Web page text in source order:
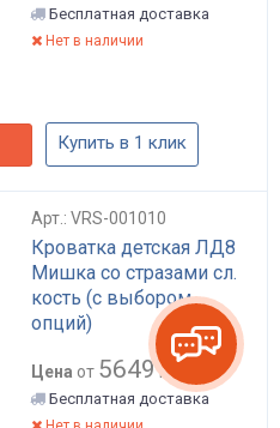
Бесплатная доставка
Нет в наличии
Купить в 1 клик
Арт.: VRS-001010
Кроватка детская ЛД8
Мишка со стразами сл.
кость (с выбором
опций)
Цена от 5649грн.
Бесплатная доставка